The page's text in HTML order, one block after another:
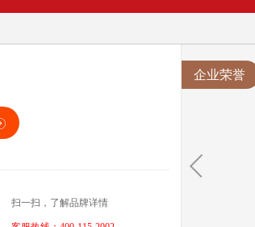
扫一扫，了解品牌详情
企业荣誉